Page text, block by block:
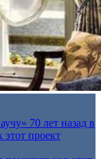
70 лет назад в
проект